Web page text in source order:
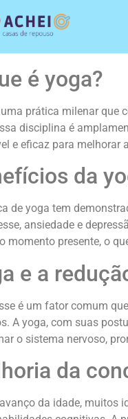
é yoga?
prática milenar que
disciplina é
e eficaz para melhorar
da
de yoga tem
ansiedade e
momento presente, o
e a
é um fator comum
A yoga, com suas
o sistema nervoso,
da
da idade, muitos